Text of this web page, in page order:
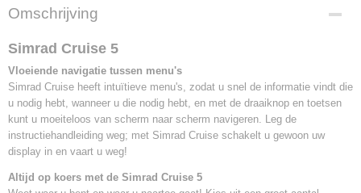
Productcode leverancier
000-14998-001
Bruto gewicht
Omschrijving
Simrad Cruise 5
Vloeiende navigatie tussen menu's
Simrad Cruise heeft intuïtieve menu's, zodat u snel de informatie vindt die
u nodig hebt, wanneer u die nodig hebt, en met de draaiknop en toetsen
kunt u moeiteloos van scherm naar scherm navigeren. Leg de
instructiehandleiding weg; met Simrad Cruise schakelt u gewoon uw
display in en vaart u weg!
Altijd op koers met de Simrad Cruise 5